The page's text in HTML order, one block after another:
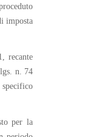
imposta
recante
n. 74
specifico
per la